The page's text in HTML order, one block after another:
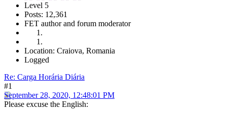
Level 5
Posts: 12,361
FET author and forum moderator
Location: Craiova, Romania
Logged
Re: Carga Horária Diária
#1
September 28, 2020, 12:48:01 PM
Please excuse the English: